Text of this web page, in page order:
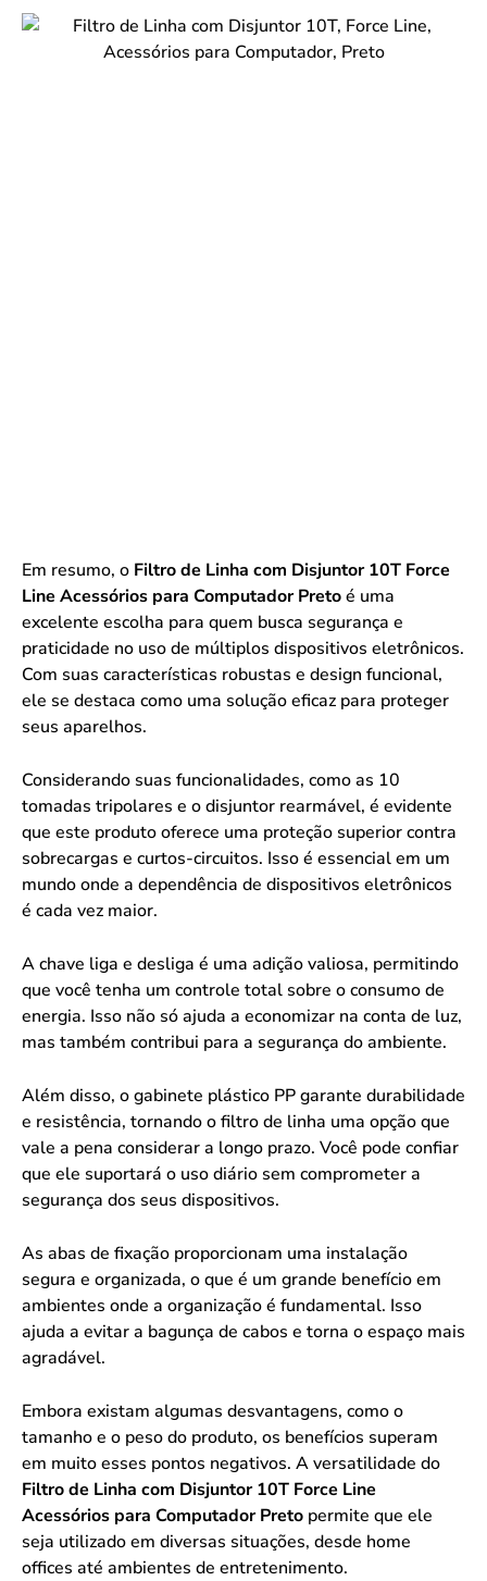
Em resumo, o Filtro de Linha com Disjuntor 10T Force
Line Acessórios para Computador Pretoé uma
excelente escolha para quem busca segurança e
praticidade no uso de múltiplos dispositivos eletrônicos.
Com suas características robustas e design funcional,
ele se destaca como uma solução eficaz para proteger
seus aparelhos.
Considerando suas funcionalidades, como as 10
tomadas tripolares e o disjuntor rearmável, é evidente
que este produto oferece uma proteção superior contra
sobrecargas e curtos-circuitos. Isso é essencial em um
mundo onde a dependência de dispositivos eletrônicos
é cada vez maior.
A chave liga e desliga é uma adição valiosa, permitindo
que você tenha um controle total sobre o consumo de
energia. Isso não só ajuda a economizar na conta de luz,
mas também contribui para a segurança do ambiente.
Além disso, o gabinete plástico PP garante durabilidade
e resistência, tornando o filtro de linha uma opção que
vale a pena considerar a longo prazo. Você pode confiar
que ele suportará o uso diário sem comprometer a
segurança dos seus dispositivos.
As abas de fixação proporcionam uma instalação
segura e organizada, o que é um grande benefício em
ambientes onde a organização é fundamental. Isso
ajuda a evitar a bagunça de cabos e torna o espaço mais
agradável.
Embora existam algumas desvantagens, como o
tamanho e o peso do produto, os benefícios superam
em muito esses pontos negativos. A versatilidade do
Filtro de Linha com Disjuntor 10T Force Line
Acessórios para Computador Preto permite que ele
seja utilizado em diversas situações, desde home
offices até ambientes de entretenimento.